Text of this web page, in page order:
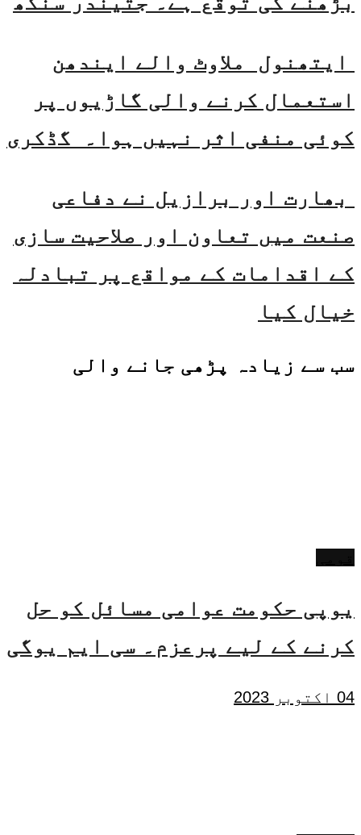
ایتھنول ملاوٹ والے ایندھن
استعمال کرنے والی گاڑیوں پر
کوئی منفی اثر نہیں ہوا۔ گڈکری
بھارت اور برازیل نے دفاعی
صنعت میں تعاون اور صلاحیت سازی
کے اقدامات کے مواقع پر تبادلہ
خیال کیا
سب سے زیادہ پڑھی جانے والی
یوپی حکومت عوامی مسائل کو حل
کرنے کے لیے پرعزم۔ سی ایم یوگی
04 اکتوبر 2023